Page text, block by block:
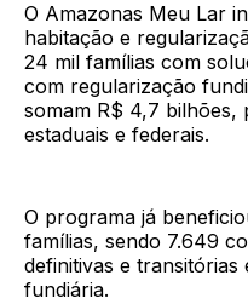
O Amazonas Meu Lar
habitação e
24 mil famílias com
com regularização
somam R$ 4,7 bilhões,
estaduais e federais.
O programa já
famílias, sendo 7.649
definitivas e transitórias
fundiária.